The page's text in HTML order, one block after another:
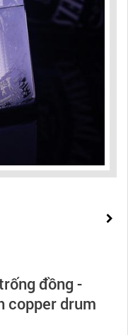
đồng -
copper drum